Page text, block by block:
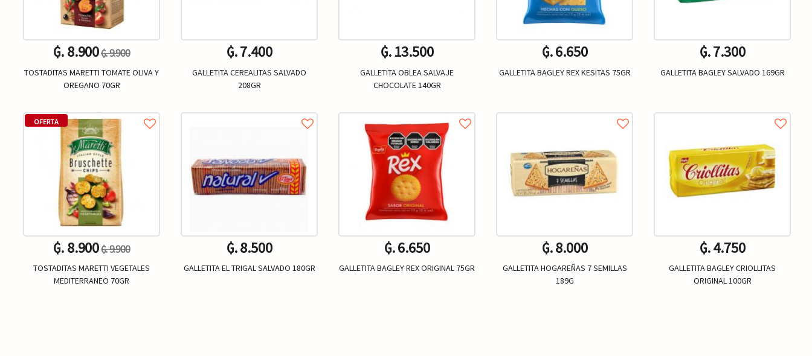
₲. 8.900₲. 9.900
TOSTADITAS MARETTI TOMATE OLIVA Y
OREGANO 70GR
OFERTA
₲. 8.900₲. 9.900
TOSTADITAS MARETTI VEGETALES
MEDITERRANEO 70GR
₲. 7.400
GALLETITA CEREALITAS SALVADO
208GR
₲. 8.500
GALLETITA EL TRIGAL SALVADO 180GR
₲. 13.500
GALLETITA OBLEA SALVAJE
CHOCOLATE 140GR
₲. 6.650
GALLETITA BAGLEY REX ORIGINAL 75GR
₲. 6.650
GALLETITA BAGLEY REX KESITAS 75GR
₲. 8.000
GALLETITA HOGAREÑAS 7 SEMILLAS
189G
₲. 7.300
GALLETITA BAGLEY SALVADO 169GR
₲. 4.750
GALLETITA BAGLEY CRIOLLITAS
ORIGINAL 100GR